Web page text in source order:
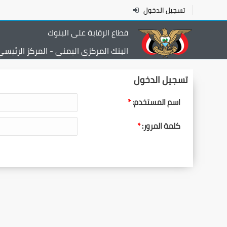
تسجيل الدخول
قطاع الرقابة على البنوك
البنك المركزي اليمني - المركز
تسجيل الدخول
اسم المستخدم:
كلمة المرور: